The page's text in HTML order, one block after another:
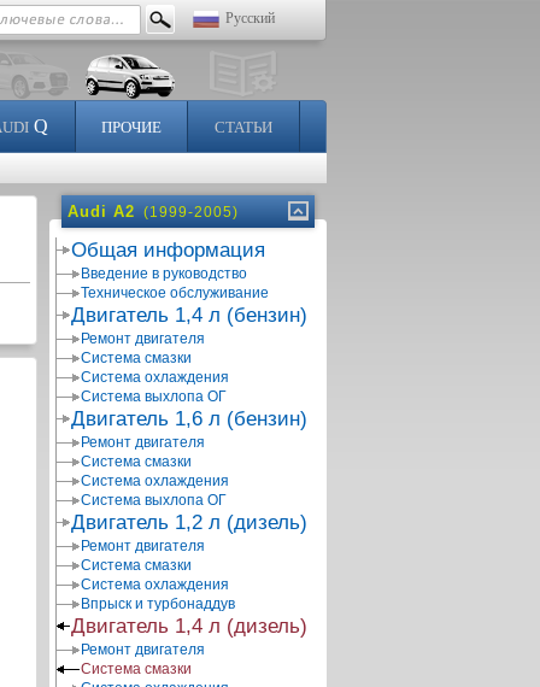
Русский
Q ПРОЧИЕ СТАТЬИ
Audi A2 (1999-2005)
Общая информация
Введение в руководство
Техническое обслуживание
Двигатель 1,4 л (бензин)
Ремонт двигателя
Система смазки
Система охлаждения
Система выхлопа ОГ
Двигатель 1,6 л (бензин)
Ремонт двигателя
Система смазки
Система охлаждения
Система выхлопа ОГ
Двигатель 1,2 л (дизель)
Ремонт двигателя
Система смазки
Система охлаждения
Впрыск и турбонаддув
Двигатель 1,4 л (дизель)
Ремонт двигателя
Система смазки